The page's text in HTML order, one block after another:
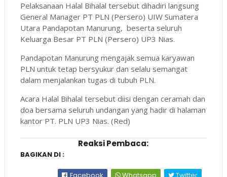
Pelaksanaan Halal Bihalal tersebut dihadiri langsung
General Manager PT PLN (Persero) UIW Sumatera
Utara Pandapotan Manurung, beserta seluruh
Keluarga Besar PT PLN (Persero) UP3 Nias.
Pandapotan Manurung mengajak semua karyawan
PLN untuk tetap bersyukur dan selalu semangat
dalam menjalankan tugas di tubuh PLN.
Acara Halal Bihalal tersebut diisi dengan ceramah dan
doa bersama seluruh undangan yang hadir di halaman
kantor PT. PLN UP3 Nias. (Red)
Reaksi Pembaca:
BAGIKAN DI :